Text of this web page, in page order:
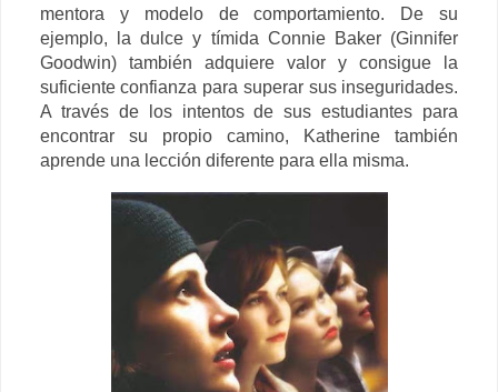
mentora y modelo de comportamiento. De su
ejemplo, la dulce y tímida Connie Baker (Ginnifer
Goodwin) también adquiere valor y consigue la
suficiente confianza para superar sus inseguridades.
A través de los intentos de sus estudiantes para
encontrar su propio camino, Katherine también
aprende una lección diferente para ella misma.